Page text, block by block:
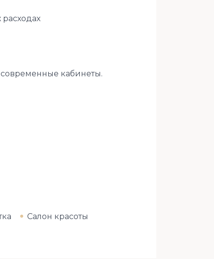
кабинеты.
Салон красоты